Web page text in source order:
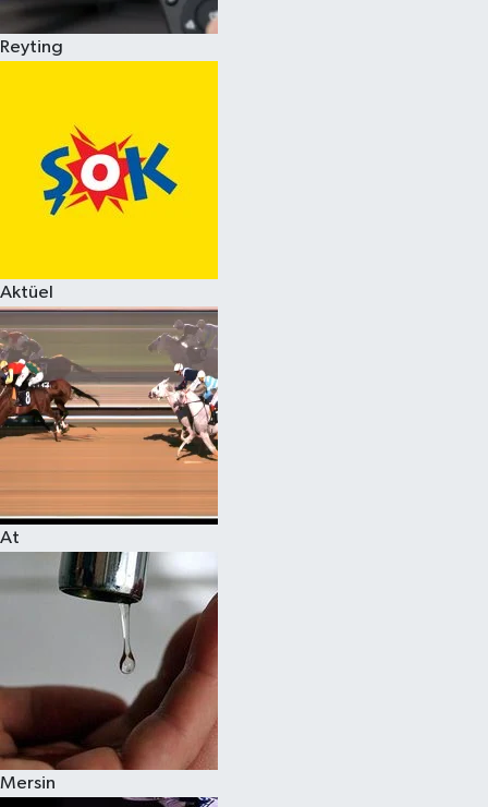
Reyting
Aktüel
At
Mersin